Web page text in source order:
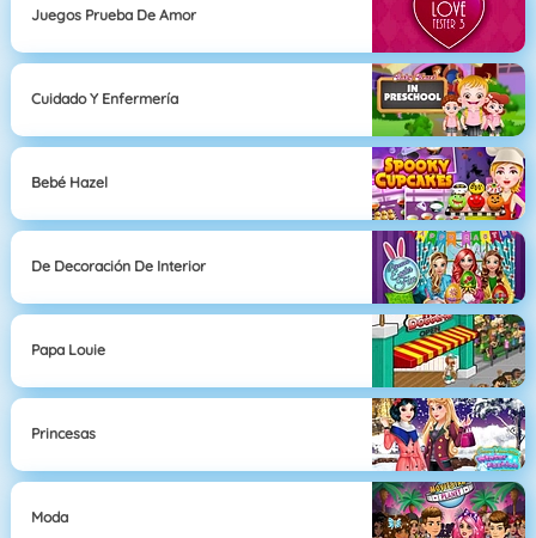
Juegos Prueba De Amor
Cuidado Y Enfermería
Bebé Hazel
De Decoración De Interior
Papa Louie
Princesas
Moda